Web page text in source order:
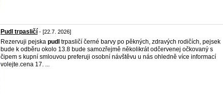
Pudl trpasličí - [22.7. 2026]
Rezervuji pejska pudl trpasličí černé barvy po pěkných, zdravých rodičích, pejsek
bude k odběru okolo 13.8 bude samozřejmě několikrát odčervenej očkovaný s
čipem s kupní smlouvou preferuji osobní návštěvu u nás ohledně více informací
volejte.cena 17. ...